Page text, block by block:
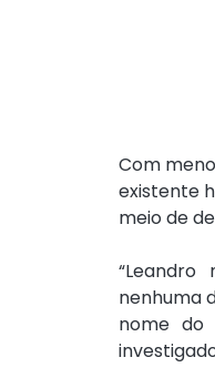
Com
existente
meio de
“Leandro
nenhuma
nome do